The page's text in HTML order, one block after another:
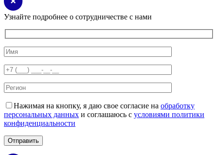
Узнайте подробнее о сотрудничестве с нами
Нажимая на кнопку, я даю свое согласие на обработку
персональных данных и соглашаюсь с условиями политики
конфиденциальности